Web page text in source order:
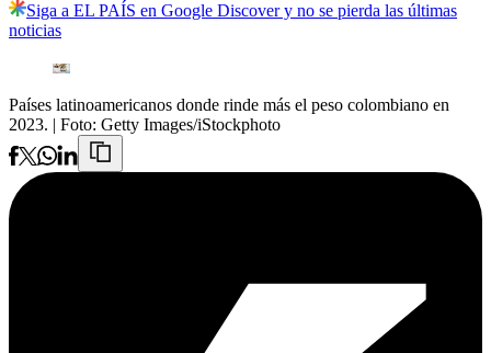
Siga a EL PAÍS en Google Discover y no se pierda las últimas
noticias
Países latinoamericanos donde rinde más el peso colombiano en
2023. | Foto: Getty Images/iStockphoto